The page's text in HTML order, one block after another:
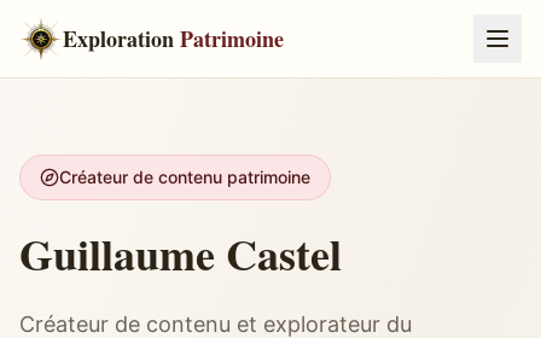
ExplorationPatrimoine
Créateur de contenu patrimoine
Guillaume Castel
Créateur de contenu et explorateur du